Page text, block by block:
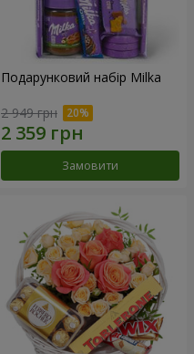
Подарунковий набір Milka
2 949 грн
Замовити